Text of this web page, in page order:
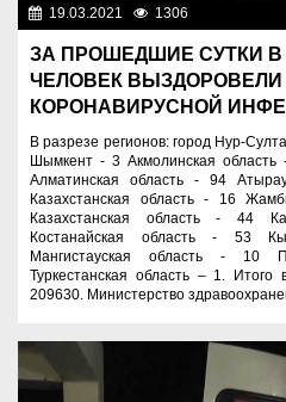
19.03.2021 1306
ЗА ПРОШЕДШИЕ СУТКИ В
ЧЕЛОВЕК ВЫЗДОРОВЕЛИ
КОРОНАВИРУСНОЙ
В разрезе регионов: город Нур-
Шымкент - 3 Акмолинская
Алматинская область - 94
Казахстанская область - 16
Казахстанская область - 44
Костанайская область - 53
Мангистауская область - 10
Туркестанская область – 1.
209630. Министерство